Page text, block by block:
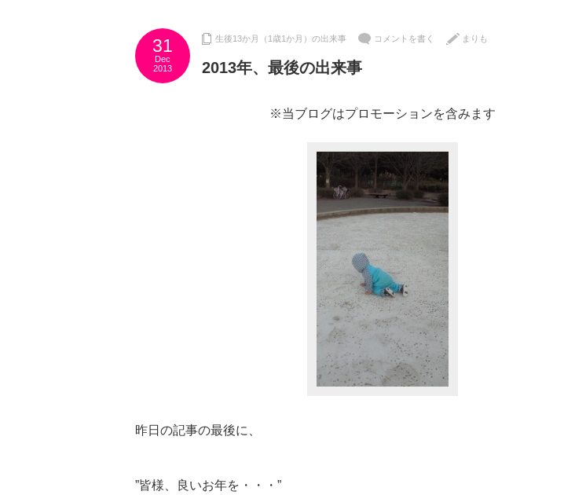
31
Dec
2013
生後13か月（1歳1か月）の出来事 コメントを書く まりも
2013年、最後の出来事
※当ブログはプロモーションを含みます
昨日の記事の最後に、
”皆様、良いお年を・・・”